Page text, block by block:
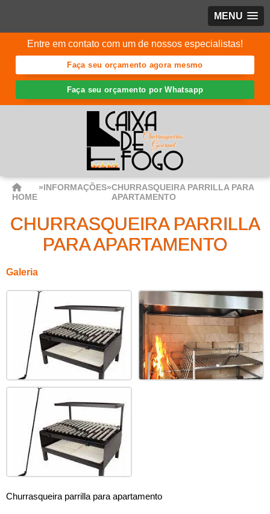
MENU
Entre em contato com um de nossos especialistas!
Faça seu orçamento agora mesmo
Faça seu orçamento por Whatsapp
HOME
»INFORMAÇÕES»CHURRASQUEIRA PARRILLA PARA
APARTAMENTO
CHURRASQUEIRA PARRILLA
PARA APARTAMENTO
Galeria
Churrasqueira parrilla para apartamento